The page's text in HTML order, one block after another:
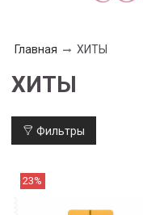
Главная ХИТЫ
ХИТЫ
Фильтры
23%